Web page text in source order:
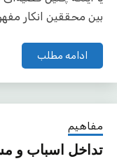
بین محققین انکار
ادامه مطلب
مفاهیم
تداخل اسباب و